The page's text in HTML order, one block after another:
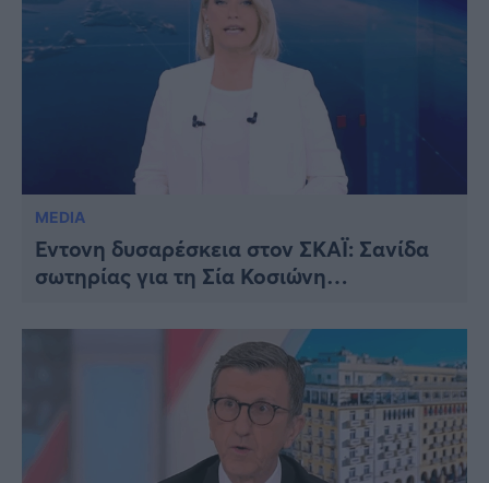
MEDIA
Έντονη δυσαρέσκεια στον ΣΚΑΪ: Σανίδα
σωτηρίας για τη Σία Κοσιώνη…